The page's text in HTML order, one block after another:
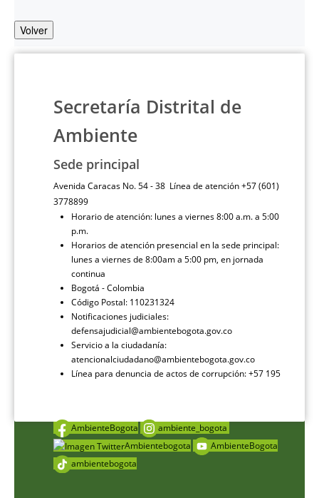
Volver
Secretaría Distrital de
Ambiente
Sede principal
Avenida Caracas No. 54 - 38 Línea de atención +57 (601)
3778899
Horario de atención: lunes a viernes 8:00 a.m. a 5:00
p.m.
Horarios de atención presencial en la sede principal:
lunes a viernes de 8:00am a 5:00 pm, en jornada
continua
Bogotá - Colombia
Código Postal: 110231324
Notificaciones judiciales:
defensajudicial@ambientebogota.gov.co
Servicio a la ciudadanía:
atencionalciudadano@ambientebogota.gov.co
Línea para denuncia de actos de corrupción: +57 195
AmbienteBogota
ambiente_bogota
Ambientebogota
AmbienteBogota
ambientebogota